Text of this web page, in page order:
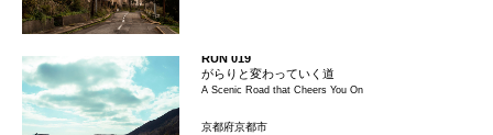
RUN 019
がらりと変わっていく道
A Scenic Road that Cheers You On
京都府京都市